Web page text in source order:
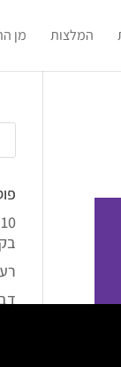
המלצות מן